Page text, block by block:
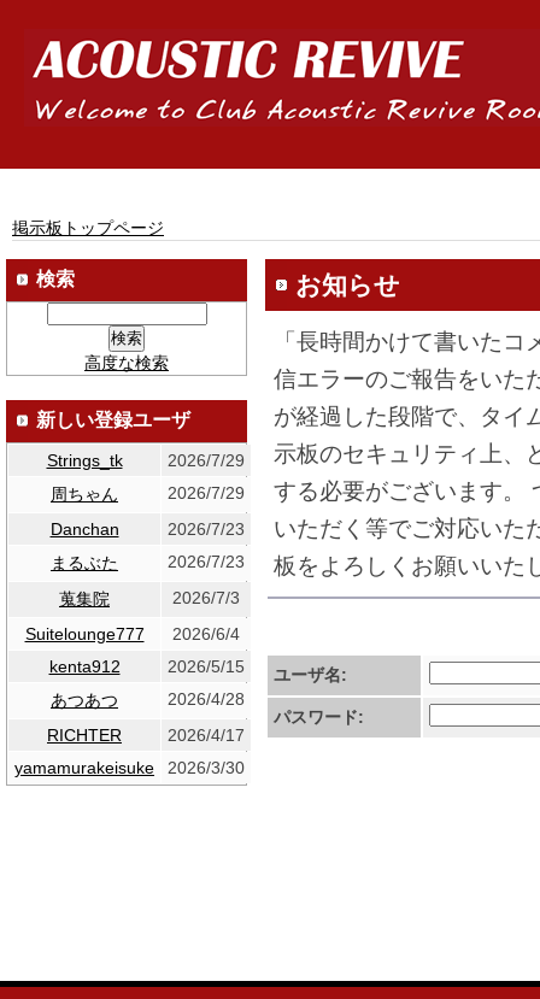
掲示板トップページ
お知らせ
「長時間かけて書いた
信エラーのご報告をいた
が経過した段階で、タイ
示板のセキュリティ上、
する必要がございます。
いただく等でご対応いた
板をよろしくお願いいた
ユーザ名:
パスワード:
検索
高度な検索
新しい登録ユーザ
Strings_tk
2026/7/29
周ちゃん
2026/7/29
Danchan
2026/7/23
まるぶた
2026/7/23
蒐集院
2026/7/3
Suitelounge777
2026/6/4
kenta912
2026/5/15
あつあつ
2026/4/28
RICHTER
2026/4/17
yamamurakeisuke
2026/3/30